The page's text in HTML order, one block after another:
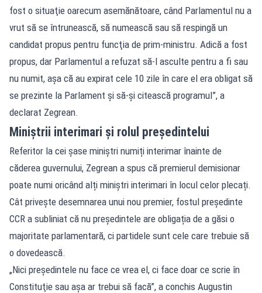
fost o situaţie oarecum asemănătoare, când Parlamentul nu a
vrut să se întrunească, să numească sau să respingă un
candidat propus pentru funcţia de prim-ministru. Adică a fost
propus, dar Parlamentul a refuzat să-l asculte pentru a fi sau
nu numit, aşa că au expirat cele 10 zile în care el era obligat să
se prezinte la Parlament şi să-şi citească programul”, a
declarat Zegrean.
Miniștrii interimari și rolul președintelui
Referitor la cei șase miniștri numiți interimar înainte de
căderea guvernului, Zegrean a spus că premierul demisionar
poate numi oricând alți miniștri interimari în locul celor plecați.
Cât privește desemnarea unui nou premier, fostul președinte
CCR a subliniat că nu președintele are obligația de a găsi o
majoritate parlamentară, ci partidele sunt cele care trebuie să
o dovedească.
„Nici preşedintele nu face ce vrea el, ci face doar ce scrie în
Constituţie sau aşa ar trebui să facă”, a conchis Augustin